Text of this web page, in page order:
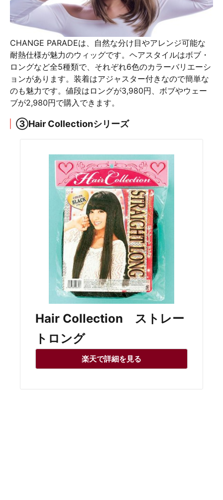
CHANGE PARADEは、自然な分け目やアレンジ可能な
耐熱仕様が魅力のウィッグです。ヘアスタイルはボブ・
ロングなど全5種類で、それぞれ6色のカラーバリエーシ
ョンがあります。装着はアジャスター付きなので簡単な
のも魅力です。値段はロングが3,980円、ボブやウェー
ブが2,980円で購入できます。
③Hair Collectionシリーズ
Hair Collection ストレー
トロング
楽天で詳細を見る